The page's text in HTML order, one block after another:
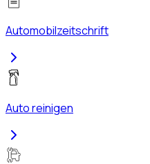
Automobilzeitschrift
Auto reinigen